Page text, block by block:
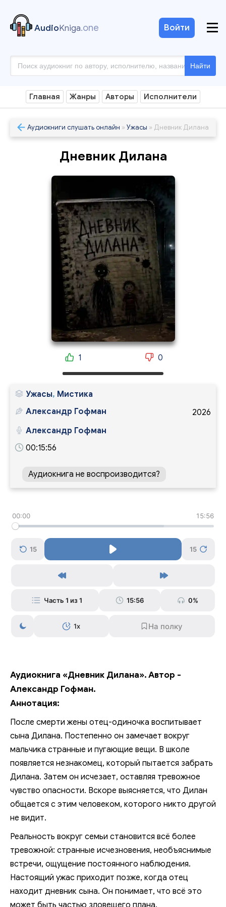
AudioKniga.one
Найти
Войти
Главная Жанры Авторы Исполнители
Аудиокниги слушать онлайн » Ужасы » Дневник Дилана
Дневник Дилана
1 0
Ужасы, Мистика
2026
Александр Гофман
Александр Гофман
00:15:56
Аудиокнига не воспроизводится?
00:00 15:56
15 15
Часть 1 из 1 15:56 0%
1x
Аудиокнига «Дневник Дилана». Автор -
Александр Гофман.
Аннотация:
После смерти жены отец-одиночка воспитывает
сына Дилана. Постепенно он замечает вокруг
мальчика странные и пугающие вещи. В школе
появляется незнакомец, который пытается забрать
Дилана. Затем он исчезает, оставляя тревожное
чувство опасности. Вскоре выясняется, что Дилан
общается с этим человеком, которого никто другой
не видит.
Реальность вокруг семьи становится всё более
тревожной: странные исчезновения, необъяснимые
встречи, ощущение постоянного наблюдения.
Настоящий ужас приходит позже, когда отец
находит дневник сына. Он понимает, что всё это